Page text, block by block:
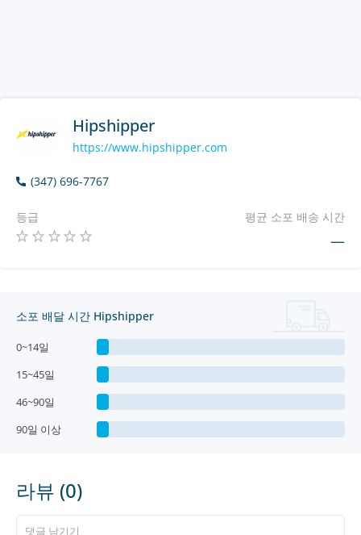
Hipshipper
https://www.hipshipper.com
(347) 696-7767
등급 평균 소포 배송 시간
—
소포 배달 시간 Hipshipper
0~14일
15~45일
46~90일
90일 이상
라뷰 (0)